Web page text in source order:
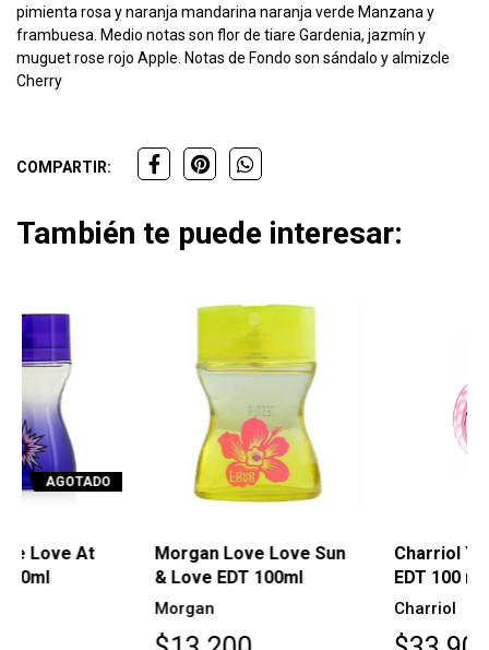
pimienta rosa y naranja mandarina naranja verde Manzana y
frambuesa. Medio notas son flor de tiare Gardenia, jazmín y
muguet rose rojo Apple. Notas de Fondo son sándalo y almizcle
Cherry
COMPARTIR:
También te puede interesar:
Morgan Love Love Sun
& Love EDT 100ml
Charriol Young For Ever
EDT 100 ml